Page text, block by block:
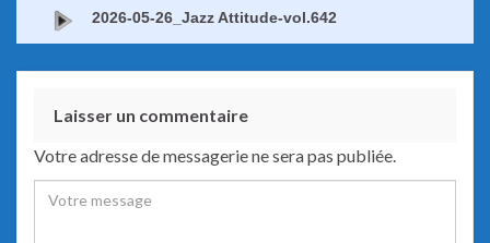
2026-05-26_Jazz Attitude-vol.642
Laisser un commentaire
Votre adresse de messagerie ne sera pas publiée.